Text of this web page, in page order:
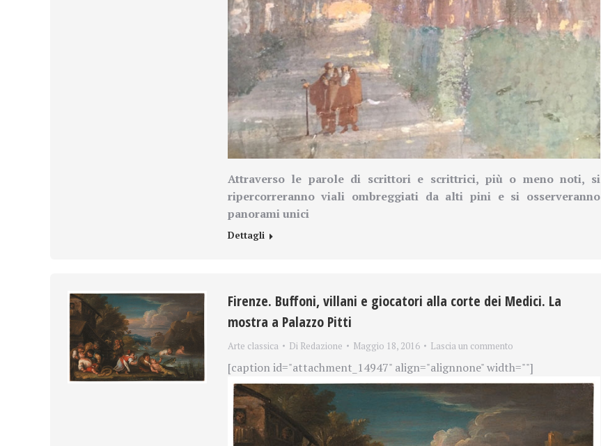
Attraverso le parole di scrittori e scrittrici, più o meno noti, si
ripercorreranno viali ombreggiati da alti pini e si osserveranno
panorami unici
Dettagli
Firenze. Buffoni, villani e giocatori alla corte dei Medici. La
mostra a Palazzo Pitti
Arte classica Di Redazione Maggio 18, 2016 Lascia un commento
[caption id="attachment_14947" align="alignnone" width=""]